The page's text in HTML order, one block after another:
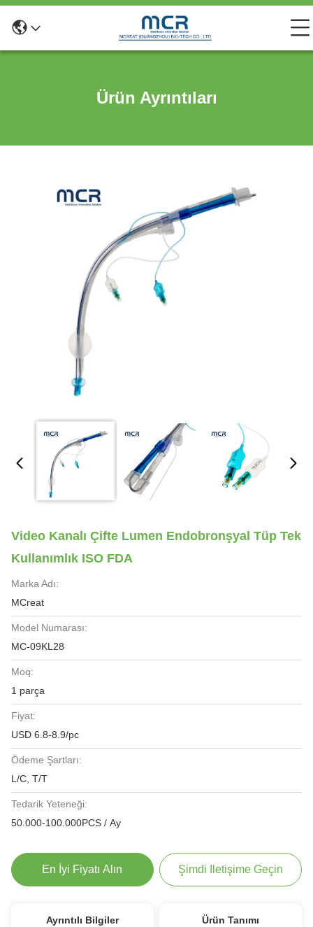
Ürün Ayrıntıları
Video Kanalı Çifte Lumen Endobronşyal Tüp Tek
Kullanımlık ISO FDA
Marka Adı:
MCreat
Model Numarası:
MC-09KL28
Moq:
1 parça
Fiyat:
USD 6.8-8.9/pc
Ödeme Şartları:
L/C, T/T
Tedarik Yeteneği:
50.000-100.000PCS / Ay
En İyi Fiyatı Alın Şimdi Iletişime Geçin
Ayrıntılı Bilgiler Ürün Tanımı